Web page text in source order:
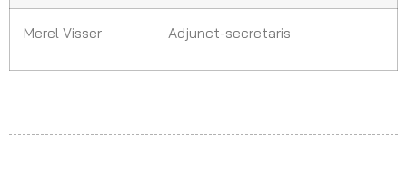
Merel Visser Adjunct-secretaris